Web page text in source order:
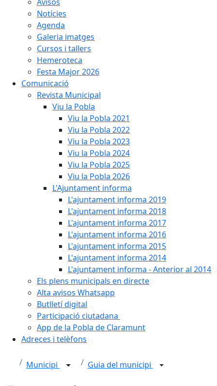
Notícies
Agenda
Galeria imatges
Cursos i tallers
Hemeroteca
Festa Major 2026
Comunicació
Revista Municipal
Viu la Pobla
Viu la Pobla 2021
Viu la Pobla 2022
Viu la Pobla 2023
Viu la Pobla 2024
Viu la Pobla 2025
Viu la Pobla 2026
L'Ajuntament informa
L'ajuntament informa 2019
L'ajuntament informa 2018
L'ajuntament informa 2017
L'ajuntament informa 2016
L'ajuntament informa 2015
L'ajuntament informa 2014
L'ajuntament informa - Anterior al 2014
Els plens municipals en directe
Alta avisos Whatsapp
Butlletí digital
Participació ciutadana
App de la Pobla de Claramunt
Adreces i telèfons
Municipi Guia del municipi